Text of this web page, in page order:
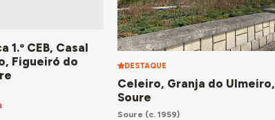
1.º CEB, Casal
Figueiró do
DESTAQUE
Celeiro, Granja do Ulmeiro,
Soure
Soure (c. 1959)